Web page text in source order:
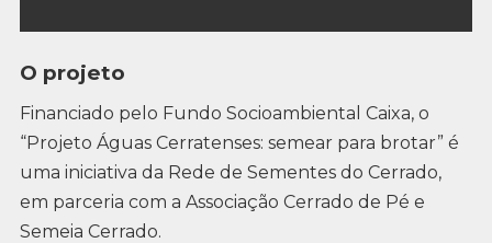
O projeto
Financiado pelo Fundo Socioambiental Caixa, o
“Projeto Águas Cerratenses: semear para brotar” é
uma iniciativa da Rede de Sementes do Cerrado,
em parceria com a Associação Cerrado de Pé e
Semeia Cerrado.